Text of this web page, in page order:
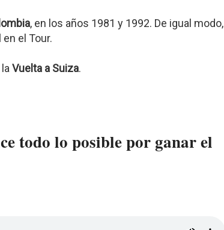
, en los años 1981 y 1992. De igual modo,
el Tour.
Vuelta a Suiza.
todo lo posible por ganar el